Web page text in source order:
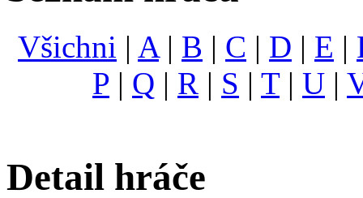
Všichni | A| B | C | D | E |
P | Q | R | S | T| U |
Detail hráče